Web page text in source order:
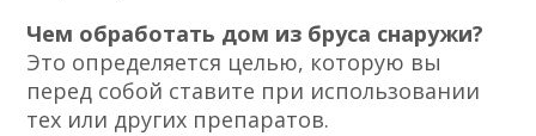
Чем обработать дом из бруса снаружи?
Это определяется целью, которую вы
перед собой ставите при использовании
тех или других препаратов.